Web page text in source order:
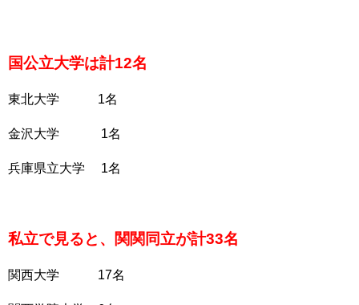
国公立大学は計12名
東北大学 1名
金沢大学 1名
兵庫県立大学 1名
私立で見ると、関関同立が計33名
関西大学 17名